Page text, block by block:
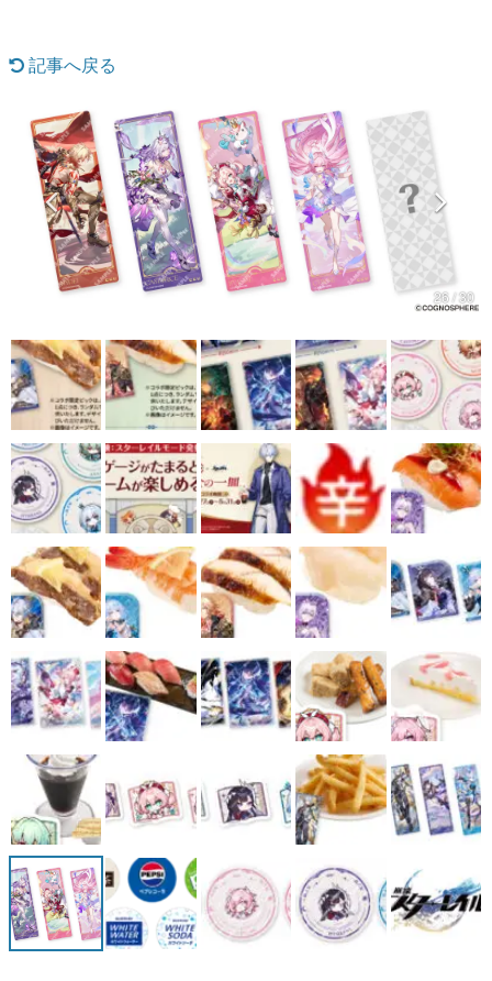
なんでゲームは面白い？
ゲーム開発者・hamatsu氏がゲームの魅力を画面や操作の
具体的な形から解き明かしていく、硬派で骨太な評論連載
です。
ゲームが変えた日本語
「経験値」「裏技」「ラスボス」… ゲームにまつわる言葉
の起源や用法の変遷を、コンピューター文化史研究家・タ
イニーP氏が徹底調査。
特集記事
マンガ
女性向け
アプリレビュー
その他
電ファミニコゲーマーとは？
運営：株式会社マレ
記事へ戻る
26 / 30